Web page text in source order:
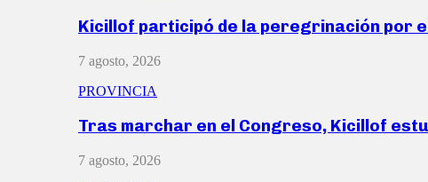
Kicillof participó de la peregrinación por
7 agosto, 2026
PROVINCIA
Tras marchar en el Congreso, Kicillof
7 agosto, 2026